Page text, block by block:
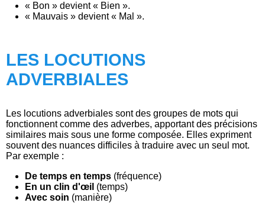
« Bon » devient « Bien ».
« Mauvais » devient « Mal ».
LES LOCUTIONS
ADVERBIALES
Les locutions adverbiales sont des groupes de mots qui
fonctionnent comme des adverbes, apportant des précisions
similaires mais sous une forme composée. Elles expriment
souvent des nuances difficiles à traduire avec un seul mot.
Par exemple :
De temps en temps (fréquence)
En un clin d'œil (temps)
Avec soin (manière)